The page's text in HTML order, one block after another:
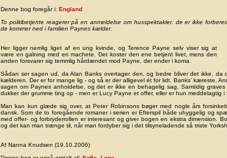
Denne bog foregår i: England
To politibetjente reagerer på en anmeldelse om husspektakler. de er ikke
de kommer ned i familien Paynes kælder.
Her ligger nemlig liget af en ung kvinde, og Terence Payne selv viser sig at
være en galning med en machete. Det koster den ene betjent livet, mens den
anden forsvarer sig temmlig hårdændet mod Payne, der ender i koma.
Sådan ser sagen ud, da Alan Banks overtager den, og bedre bliver det ikke, da
kælderen. Der er for mange lig - og så er der alligevel ét for lidt. Banks’ kæreste,
sagen om Paynes anholdelse, og det er ikke en behagelig sag. Samtidig
dukker der grumme ting op - men er Lucy Payne et offer, eller er hun meddelagtig i
Man kan kun glæde sig over, at Peter Robinsons bøger med nogle års
dansk. Som de to foregående romaner i serien er Efterspil både uhyggelig og
med offer- og forbryderrollen er interesant og giver bogen en ekstra dimension.
og det kan man trænge til, når man fordyber sig i det tilsyneladende så triste
Af Nanna Knudsen (19.10.2006)